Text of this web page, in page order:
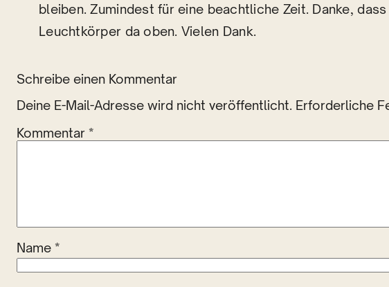
bleiben. Zumindest für eine beachtliche Zeit. Danke,
Leuchtkörper da oben. Vielen Dank.
Schreibe einen Kommentar
Deine E-Mail-Adresse wird nicht veröffentlicht. Erforderliche
Kommentar *
Name *